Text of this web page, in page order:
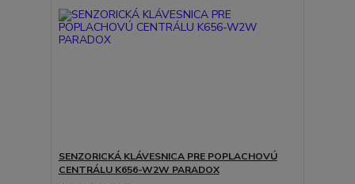
SENZORICKÁ KLÁVESNICA PRE POPLACHOVÚ
CENTRÁLU K656-W2W PARADOX